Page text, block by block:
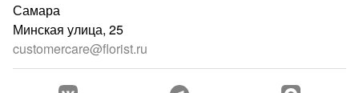
Самара
Минская улица, 25
customercare@florist.ru